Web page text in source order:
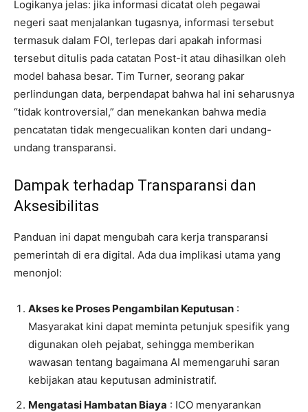
Logikanya jelas: jika informasi dicatat oleh pegawai
negeri saat menjalankan tugasnya, informasi tersebut
termasuk dalam FOI, terlepas dari apakah informasi
tersebut ditulis pada catatan Post-it atau dihasilkan oleh
model bahasa besar. Tim Turner, seorang pakar
perlindungan data, berpendapat bahwa hal ini seharusnya
“tidak kontroversial,” dan menekankan bahwa media
pencatatan tidak mengecualikan konten dari undang-
undang transparansi.
Dampak terhadap Transparansi dan
Aksesibilitas
Panduan ini dapat mengubah cara kerja transparansi
pemerintah di era digital. Ada dua implikasi utama yang
menonjol:
Akses ke Proses Pengambilan Keputusan :
Masyarakat kini dapat meminta petunjuk spesifik yang
digunakan oleh pejabat, sehingga memberikan
wawasan tentang bagaimana AI memengaruhi saran
kebijakan atau keputusan administratif.
Mengatasi Hambatan Biaya : ICO menyarankan